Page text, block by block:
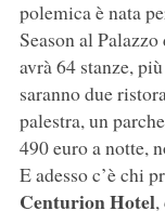
polemica è nata
Season al
avrà 64 stanze,
saranno due
palestra, un
490 euro a notte,
E adesso c’è chi
Centurion Hotel,